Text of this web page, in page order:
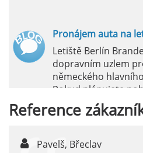
Pronájem auta na
Letiště Berlín
dopravním uzlem
německého
Pokud plánujete
okolních regionech
auta přímo na letišti
Reference
Pavelš, Břeclav